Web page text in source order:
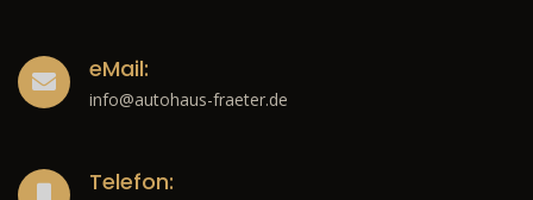
eMail:
info@autohaus-fraeter.de
Telefon: